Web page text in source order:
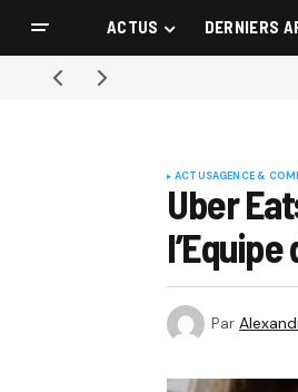
ACTUS DERNIERS
ACTUSAGENCE &
Uber
Par